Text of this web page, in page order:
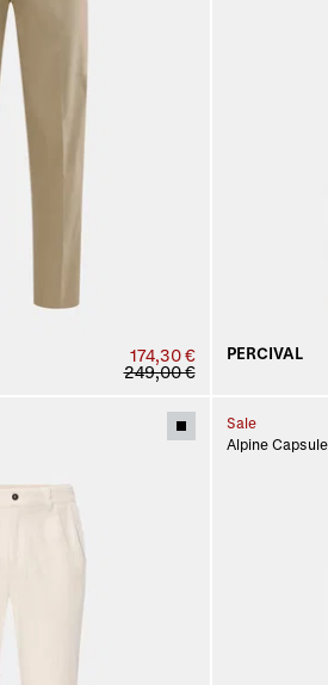
174,30 €
249,00 €
PERCIVAL
Sale
Alpine Capsule